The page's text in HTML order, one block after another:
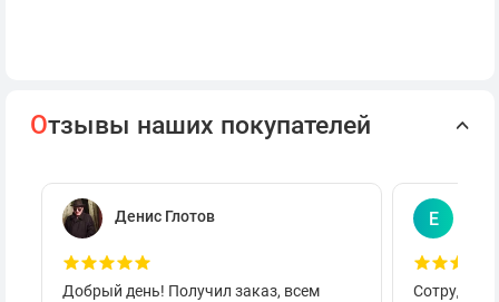
Отзывы наших покупателей
Денис Глотов
Добрый день! Получил заказ, всем
Е